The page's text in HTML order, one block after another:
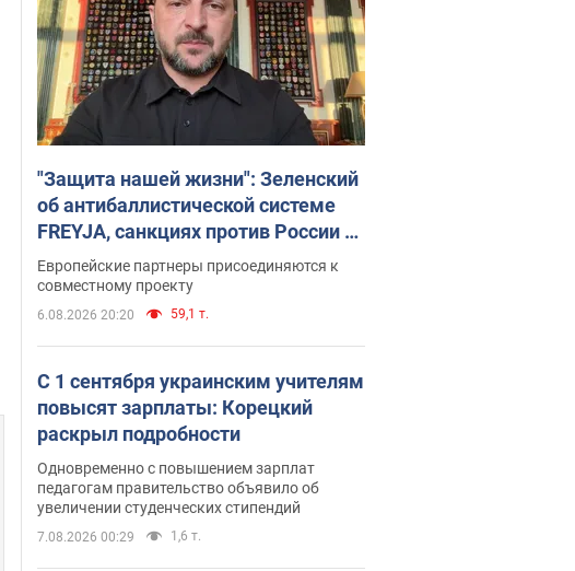
"Защита нашей жизни": Зеленский
об антибаллистической системе
FREYJA, санкциях против России и
поддержке аграриев. Видео
Европейские партнеры присоединяются к
совместному проекту
6.08.2026 20:20 59,1 т.
С 1 сентября украинским учителям
повысят зарплаты: Корецкий
раскрыл подробности
Одновременно с повышением зарплат
педагогам правительство объявило об
увеличении студенческих стипендий
7.08.2026 00:29 1,6 т.